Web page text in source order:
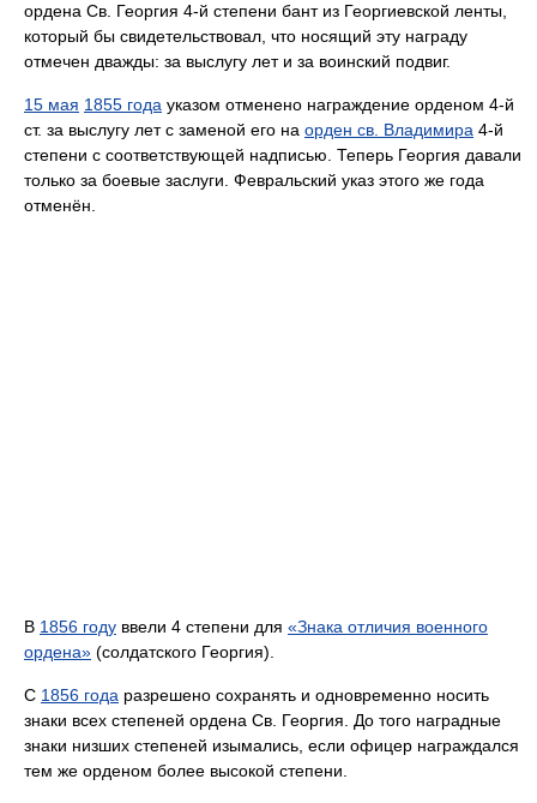
ордена Св. Георгия 4-й степени бант из Георгиевской ленты,
который бы свидетельствовал, что носящий эту награду
отмечен дважды: за выслугу лет и за воинский подвиг.
15 мая 1855 года указом отменено награждение орденом 4-й
ст. за выслугу лет с заменой его на орден св. Владимира 4-й
степени с соответствующей надписью. Теперь Георгия давали
только за боевые заслуги. Февральский указ этого же года
отменён.
В 1856 году ввели 4 степени для «Знака отличия военного
ордена» (солдатского Георгия).
С 1856 года разрешено сохранять и одновременно носить
знаки всех степеней ордена Св. Георгия. До того наградные
знаки низших степеней изымались, если офицер награждался
тем же орденом более высокой степени.